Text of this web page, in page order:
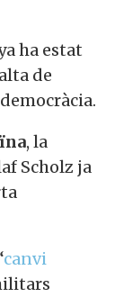
ha estat
de
, la
Scholz ja
canvi